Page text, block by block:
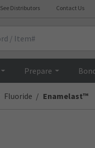
See Distributors Contact Us
Prepare
Fluoride Enamelast™